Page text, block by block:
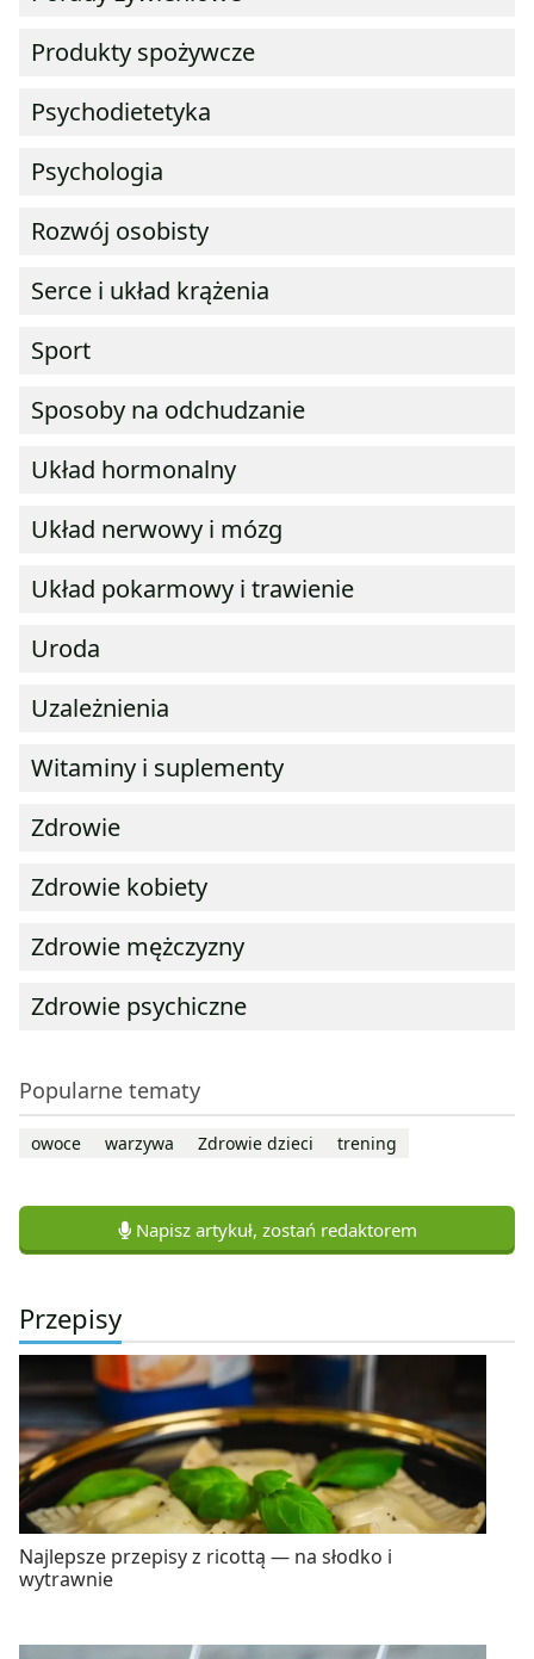
Produkty spożywcze
Psychodietetyka
Psychologia
Rozwój osobisty
Serce i układ krążenia
Sport
Sposoby na odchudzanie
Układ hormonalny
Układ nerwowy i mózg
Układ pokarmowy i trawienie
Uroda
Uzależnienia
Witaminy i suplementy
Zdrowie
Zdrowie kobiety
Zdrowie mężczyzny
Zdrowie psychiczne
Popularne tematy
owoce warzywa Zdrowie dzieci trening
Napisz artykuł, zostań redaktorem
Przepisy
Najlepsze przepisy z ricottą — na słodko i
wytrawnie